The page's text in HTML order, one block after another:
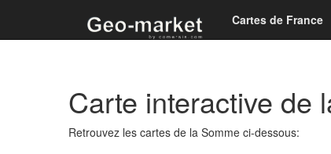
Cartes de France
Carte interactive de
Retrouvez les cartes de la Somme ci-dessous: